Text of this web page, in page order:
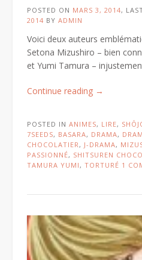
POSTED ON MARS 3, 2014,
2014 BY ADMIN
Voici deux auteurs
Setona Mizushiro – bien
et Yumi Tamura –
Continue reading « Le
:
passionné
+
torturé
dramatique
→
POSTED IN ANIMES, LIRE,
7SEEDS, BASARA, DRAMA,
CHOCOLATIER , J-DRAMA,
PASSIONNÉ, SHITSUREN
TAMURA YUMI , TORTURÉ 1